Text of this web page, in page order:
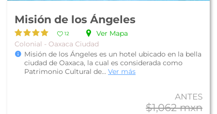
Misión de los Ángeles
12
Ver Mapa
Colonial - Oaxaca Ciudad
Misión de los Ángeles es un hotel ubicado en la bella
ciudad de Oaxaca, la cual es considerada como
Patrimonio Cultural de... Ver más
ANTES
$1,062 mxn